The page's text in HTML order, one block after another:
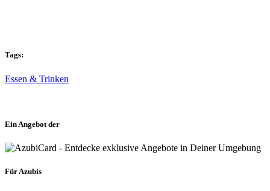
Tags:
Essen & Trinken
Ein Angebot der
Für Azubis